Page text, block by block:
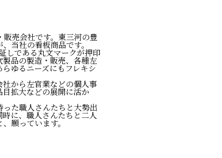
売会社です。東三河の豊
当社の看板商品です。
しである丸文マークが押印
品の製造・販売、各種左
ゆるニーズにもフレキシ
から左官業などの個人事
拡大などの展開に活か
た職人さんたちと大勢出
に、職人さんたちと二人
願っています。